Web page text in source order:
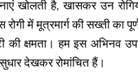
खोलती है, खासकर उन
में मूत्रमार्ग की सख्ती का
की क्षमता। हम इस अभिनव
देखकर रोमांचित हैं।